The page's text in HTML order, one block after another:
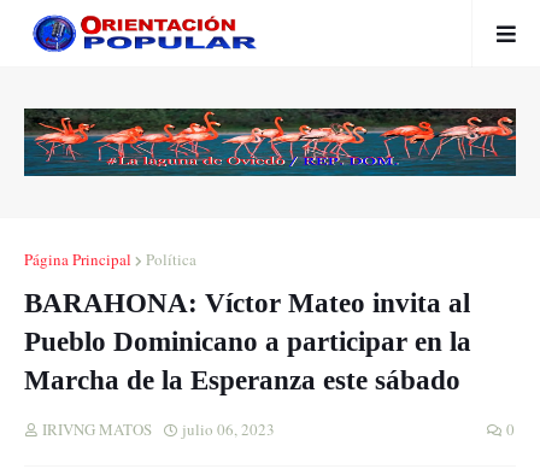
Página Principal Política
BARAHONA: Víctor Mateo invita al
Pueblo Dominicano a participar en la
Marcha de la Esperanza este sábado
IRIVNG MATOS julio 06, 2023 0